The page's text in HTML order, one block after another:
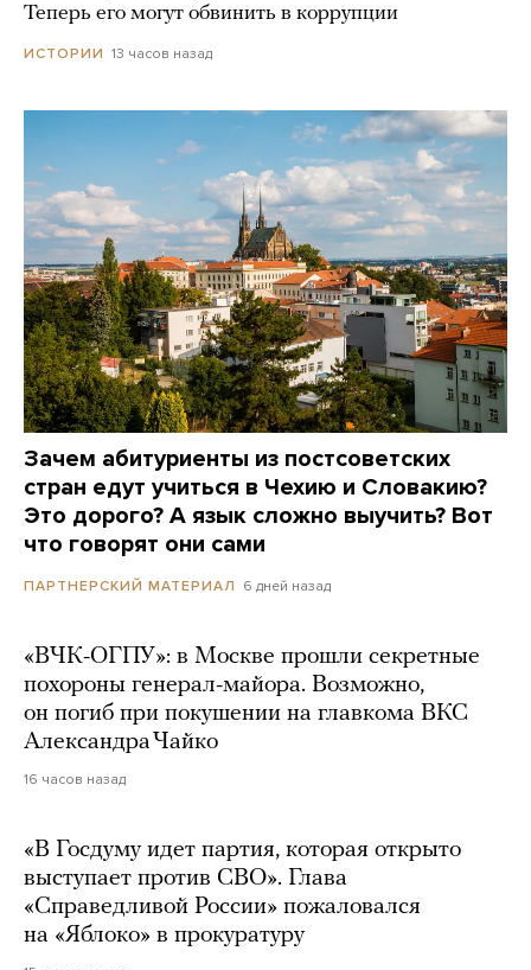
Теперь его могут обвинить в коррупции
ИСТОРИИ 13 часов назад
Зачем абитуриенты из постсоветских
стран едут учиться в Чехию и Словакию?
Это дорого? А язык сложно выучить? Вот
что говорят они сами
ПАРТНЕРСКИЙ МАТЕРИАЛ 6 дней назад
«ВЧК-ОГПУ»: в Москве прошли секретные
похороны генерал-майора. Возможно,
он погиб при покушении на главкома ВКС
Александра Чайко
16 часов назад
«В Госдуму идет партия, которая открыто
выступает против СВО». Глава
«Справедливой России» пожаловался
на «Яблоко» в прокуратуру